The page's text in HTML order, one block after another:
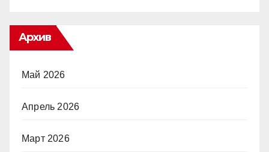
Архив
Май 2026
Апрель 2026
Март 2026